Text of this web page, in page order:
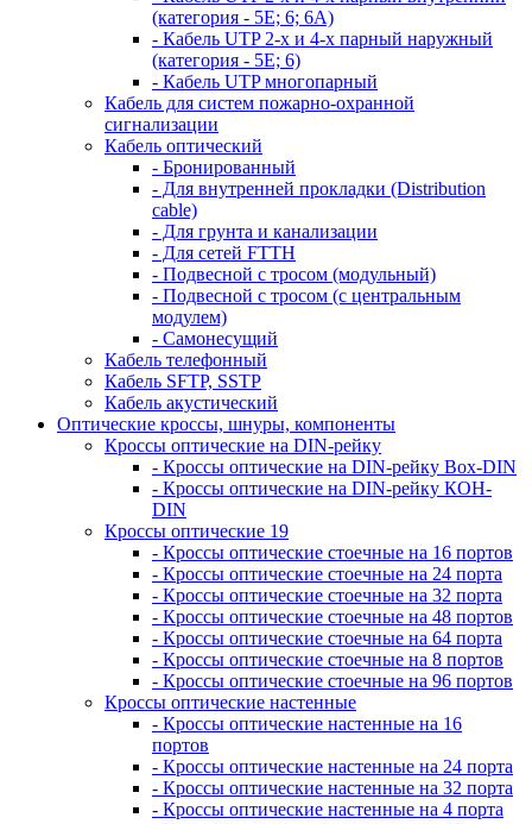
(категория - 5Е; 6; 6А)
- Кабель UTP 2-х и 4-х парный наружный
(категория - 5Е; 6)
- Кабель UTP многопарный
Кабель для систем пожарно-охранной
сигнализации
Кабель оптический
- Бронированный
- Для внутренней прокладки (Distribution
cable)
- Для грунта и канализации
- Для сетей FTTH
- Подвесной с тросом (модульный)
- Подвесной с тросом (с центральным
модулем)
- Самонесущий
Кабель телефонный
Кабель SFTP, SSTP
Кабель акустический
Оптические кроссы, шнуры, компоненты
Кроссы оптические на DIN-рейку
- Кроссы оптические на DIN-рейку Box-DIN
- Кроссы оптические на DIN-рейку КОН-
DIN
Кроссы оптические 19
- Кроссы оптические стоечные на 16 портов
- Кроссы оптические стоечные на 24 порта
- Кроссы оптические стоечные на 32 порта
- Кроссы оптические стоечные на 48 портов
- Кроссы оптические стоечные на 64 порта
- Кроссы оптические стоечные на 8 портов
- Кроссы оптические стоечные на 96 портов
Кроссы оптические настенные
- Кроссы оптические настенные на 16
портов
- Кроссы оптические настенные на 24 порта
- Кроссы оптические настенные на 32 порта
- Кроссы оптические настенные на 4 порта